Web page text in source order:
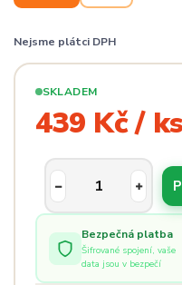
Nejsme plátci DPH
SKLADEM
439 Kč / ks
Bezpečná platba
Šifrované spojení, vaše
data jsou v bezpečí